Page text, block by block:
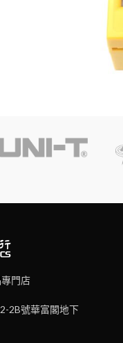
門店
2B號華富閣地下